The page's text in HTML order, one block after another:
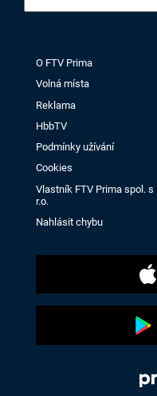
O FTV Prima
Volná místa
Reklama
HbbTV
Podmínky užívání
Cookies
Vlastník FTV Prima spol. s
r.o.
Nahlásit chybu